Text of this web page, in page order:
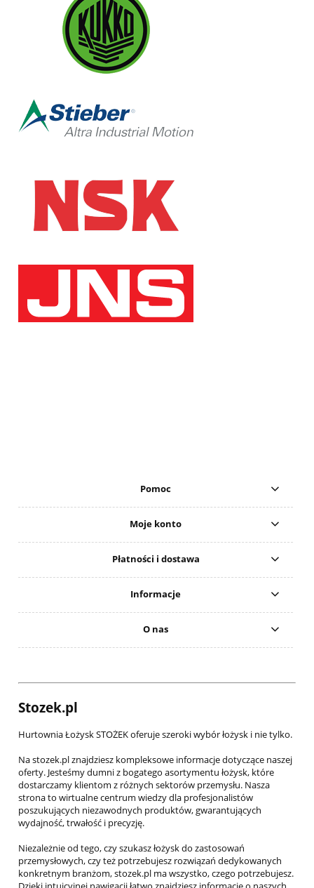
Pomoc
Moje konto
Płatności i dostawa
Informacje
O nas
Stozek.pl
Hurtownia Łożysk STOŻEK oferuje szeroki wybór łożysk i nie tylko.
Na stozek.pl znajdziesz kompleksowe informacje dotyczące naszej
oferty. Jesteśmy dumni z bogatego asortymentu łożysk, które
dostarczamy klientom z różnych sektorów przemysłu. Nasza
strona to wirtualne centrum wiedzy dla profesjonalistów
poszukujących niezawodnych produktów, gwarantujących
wydajność, trwałość i precyzję.
Niezależnie od tego, czy szukasz łożysk do zastosowań
przemysłowych, czy też potrzebujesz rozwiązań dedykowanych
konkretnym branżom, stozek.pl ma wszystko, czego potrzebujesz.